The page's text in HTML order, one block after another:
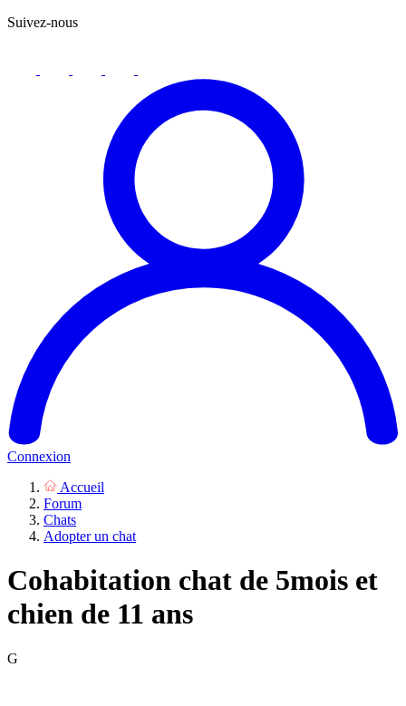
Suivez-nous
Connexion
Accueil
Forum
Chats
Adopter un chat
Cohabitation chat de 5mois et
chien de 11 ans
G